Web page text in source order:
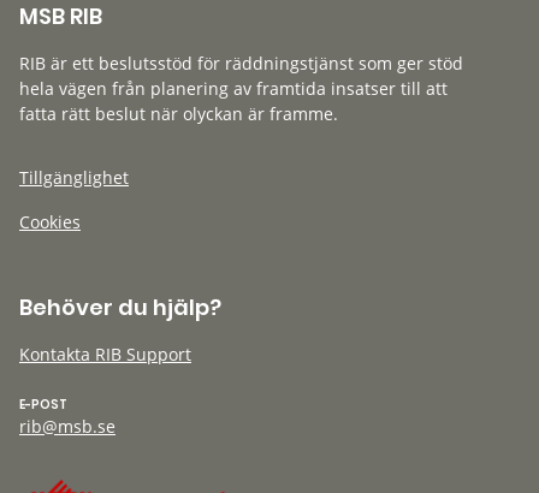
MSB RIB
RIB är ett beslutsstöd för räddningstjänst som ger stöd
hela vägen från planering av framtida insatser till att
fatta rätt beslut när olyckan är framme.
Tillgänglighet
Cookies
Behöver du hjälp?
Kontakta RIB Support
E-POST
rib@msb.se